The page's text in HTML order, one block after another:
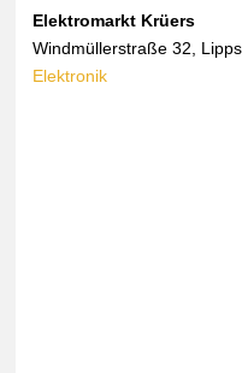
Elektromarkt Krüers
Windmüllerstraße 32,
Elektronik